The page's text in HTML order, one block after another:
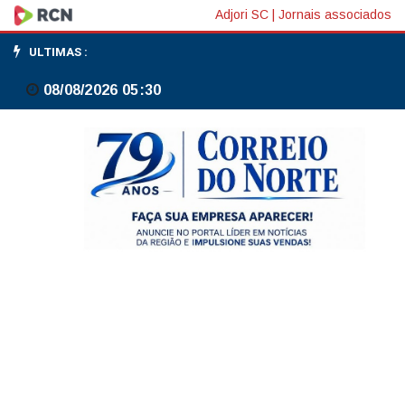
Ações
em
ferros-
prendem
Adjori SC Jornais associados
ULTIMAS :
08/08/2026 05:30